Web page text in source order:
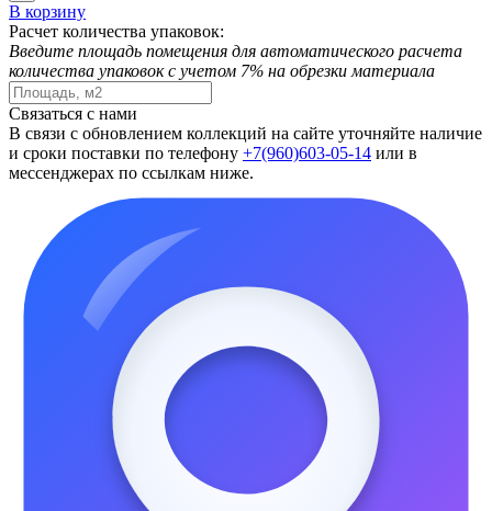
В корзину
Расчет количества упаковок:
Введите площадь помещения для автоматического расчета
количества упаковок с учетом 7% на обрезки материала
Связаться с нами
В связи с обновлением коллекций на сайте уточняйте наличие
и сроки поставки по телефону +7(960)603-05-14 или в
мессенджерах по ссылкам ниже.